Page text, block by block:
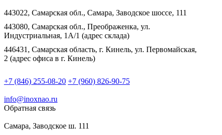
443022, Самарская обл., Самара, Заводское шоссе, 111
443080, Самарская обл., Преображенка, ул.
Индустриальная, 1А/1 (адрес склада)
446431, Самарская область, г. Кинель, ул. Первомайская,
2 (адрес офиса в г. Кинель)
+7 (846) 255-08-20 +7 (960) 826-90-75
info@inoxnao.ru
Обратная связь
Самара, Заводское ш. 111